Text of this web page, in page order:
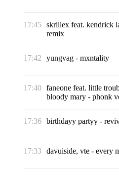
17:45 skrillex feat. kendrick
remix
17:42 yungvag - mxntality
17:40 faneone feat. little
bloody mary - phonk
17:36 birthdayy partyy -
17:33 davuiside, vte - every